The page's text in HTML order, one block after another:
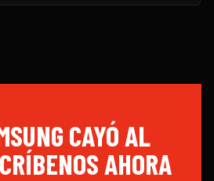
CAYÓ AL
AHORA